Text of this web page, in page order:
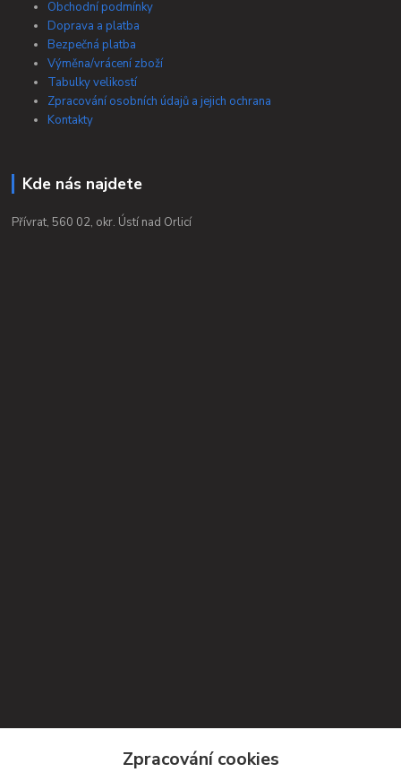
Obchodní podmínky
Doprava a platba
Bezpečná platba
Výměna/vrácení zboží
Tabulky velikostí
Zpracování osobních údajů a jejich ochrana
Kontakty
Kde nás najdete
Přívrat, 560 02, okr. Ústí nad Orlicí
Zpracování cookies